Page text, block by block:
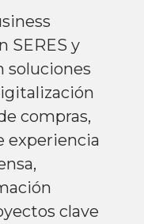
SERES y
soluciones
compras,
experiencia
clave